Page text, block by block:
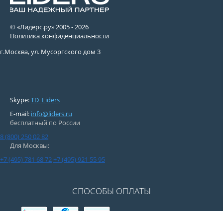
© «Лидерс.ру» 2005 -2026
Политика конфиденциальности
г.Москва, ул. Мусоргского дом 3
Skype:TD_Liders
E-mail: info@liders.ru
бесплатный по России
8 (800) 250 02 82
Для Москвы:
+7 (495) 781 68 72+7 (495) 921 55 95
СПОСОБЫ ОПЛАТЫ